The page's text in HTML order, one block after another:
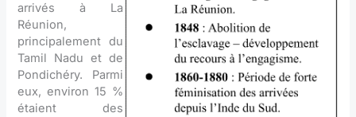
arrivés à La
Réunion,
principalement du
Tamil Nadu et de
Pondichéry. Parmi
eux, environ 15 %
étaient des